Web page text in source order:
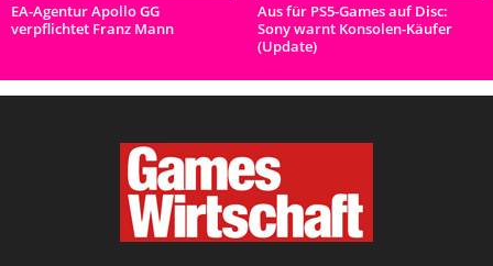
EA-Agentur Apollo GG
verpflichtet Franz Mann
Aus für PS5-Games auf Disc:
Sony warnt Konsolen-Käufer
(Update)